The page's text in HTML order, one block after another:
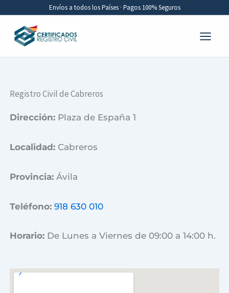
contenido
Envíos a todos los Países · Pagos 100% Seguros
Registro Civil de Cabreros
Dirección: Plaza de España 1
Localidad: Cabreros
Provincia:Ávila
Teléfono: 918 630 010
Horario: De Lunes a Viernes de 09:00 a 14:00 h.